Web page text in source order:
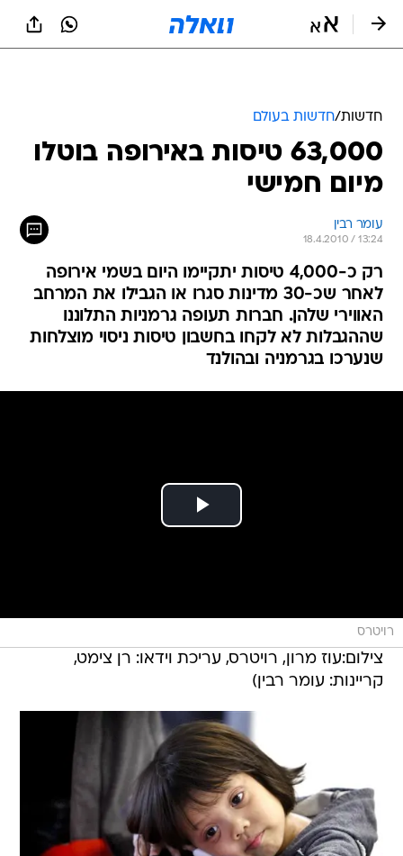
חדשות/חדשות בעולם
63,000 טיסות באירופה בוטלו
מיום חמישי
עומר רבין
18.4.2010 / 13:24
רק כ-4,000 טיסות יתקיימו היום בשמי אירופה
לאחר שכ-30 מדינות סגרו או הגבילו את המרחב
האווירי שלהן. חברות תעופה גרמניות התלוננו
שההגבלות לא לקחו בחשבון טיסות ניסוי מוצלחות
שנערכו בגרמניה ובהולנד
רויטרס
צילום:עוז מרון, רויטרס, עריכת וידאו: רן צימט,
קריינות: עומר רבין)